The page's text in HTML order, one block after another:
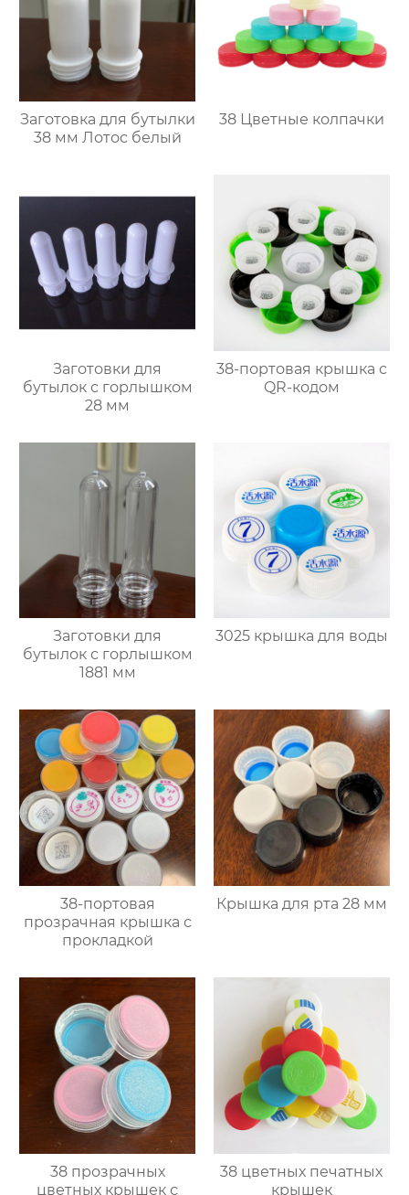
Заготовка для бутылки
38 мм Лотос белый
38 Цветные колпачки
Заготовки для
бутылок с горлышком
28 мм
38-портовая крышка с
QR-кодом
Заготовки для
бутылок с горлышком
1881 мм
3025 крышка для воды
38-портовая
прозрачная крышка с
прокладкой
Крышка для рта 28 мм
38 прозрачных
цветных крышек с
38 цветных печатных
крышек